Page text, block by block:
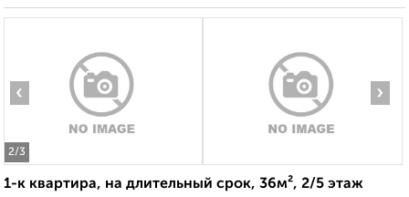
2/3
‹ ›
1-к квартира, на длительный срок, 36м², 2/5 этаж